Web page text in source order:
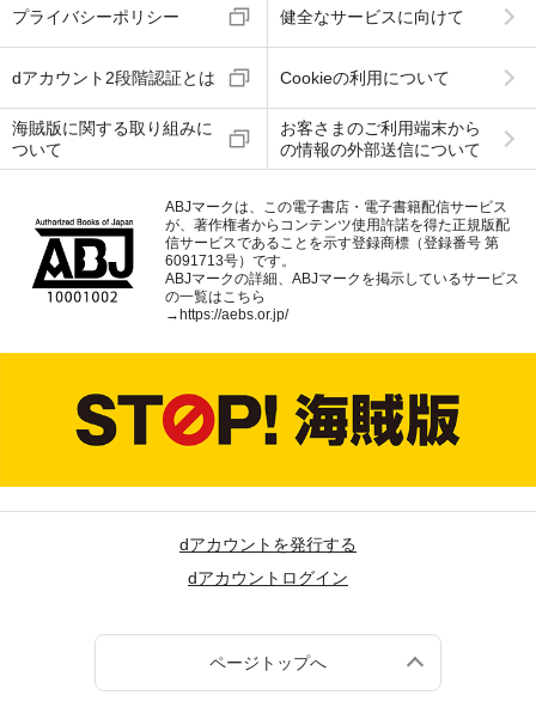
プライバシーポリシー 健全なサービスに向けて
dアカウント2段階認証とは Cookieの利用について
海賊版に関する取り組みに
ついて
お客さまのご利用端末から
の情報の外部送信について
ABJマークは、この電子書店・電子書籍配信サービス
が、著作権者からコンテンツ使用許諾を得た正規版配
信サービスであることを示す登録商標（登録番号 第
6091713号）です。
ABJマークの詳細、ABJマークを掲示しているサービス
の一覧はこちら
→https://aebs.or.jp/
dアカウントを発行する
dアカウントログイン
ページトップへ